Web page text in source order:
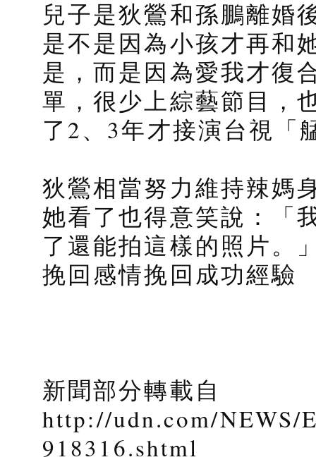
兒子是狄鶯和孫鵬離婚
是不是因為小孩才再和
是，而是因為愛我才復
單，很少上綜藝節目，
了2、3年才接演台視「
狄鶯相當努力維持辣媽
她看了也得意笑說：「
了還能拍這樣的照片。
挽回感情挽回成功經驗
新聞部分轉載自
http://udn.com/NEWS/
918316.shtml